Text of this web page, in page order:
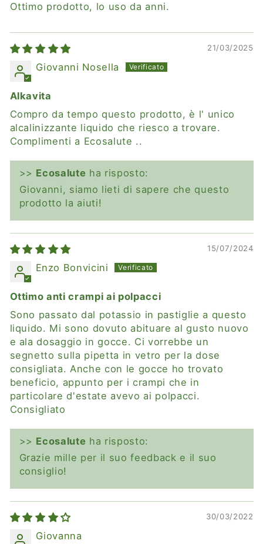
Ottimo prodotto, lo uso da anni.
21/03/2025
Giovanni Nosella
Alkavita
Compro da tempo questo prodotto, è l' unico
alcalinizzante liquido che riesco a trovare.
Complimenti a Ecosalute ..
>> Ecosalute ha risposto:
Giovanni, siamo lieti di sapere che questo
prodotto la aiuti!
15/07/2024
Enzo Bonvicini
Ottimo anti crampi ai polpacci
Sono passato dal potassio in pastiglie a questo
liquido. Mi sono dovuto abituare al gusto nuovo
e ala dosaggio in gocce. Ci vorrebbe un
segnetto sulla pipetta in vetro per la dose
consigliata. Anche con le gocce ho trovato
beneficio, appunto per i crampi che in
particolare d'estate avevo ai polpacci.
Consigliato
>> Ecosalute ha risposto:
Grazie mille per il suo feedback e il suo
consiglio!
30/03/2022
Giovanna